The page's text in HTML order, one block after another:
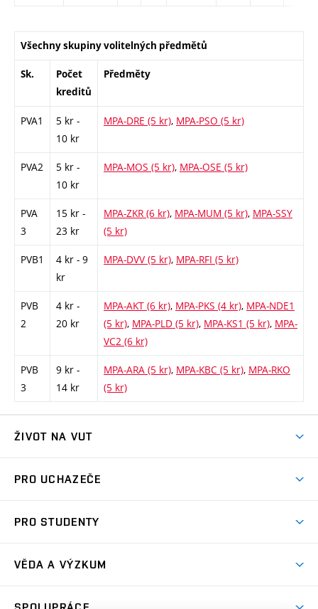
Všechny skupiny volitelných předmětů
Sk.
Počet
kreditů
Předměty
PVA1
5 kr -
10 kr
MPA-DRE (5 kr), MPA-PSO (5 kr)
PVA2
5 kr -
10 kr
MPA-MOS (5 kr), MPA-OSE (5 kr)
PVA
3
15 kr -
23 kr
MPA-ZKR (6 kr), MPA-MUM (5 kr), MPA-SSY
(5 kr)
PVB1
4 kr - 9
kr
MPA-DVV (5 kr), MPA-RFI (5 kr)
PVB
2
4 kr -
20 kr
MPA-AKT (6 kr), MPA-PKS (4 kr), MPA-NDE1
(5 kr), MPA-PLD (5 kr), MPA-KS1 (5 kr), MPA-
VC2 (6 kr)
PVB
3
9 kr -
14 kr
MPA-ARA (5 kr), MPA-KBC (5 kr), MPA-RKO
(5 kr)
ŽIVOT NA VUT
Koleje
Sport na VUT
PRO UCHAZEČE
Dny otevřených dveří
PRO STUDENTY
Harmonogram akademického roku
Zpracování osobních údajů studentů
Sociální bezpečí
VĚDA A VÝZKUM